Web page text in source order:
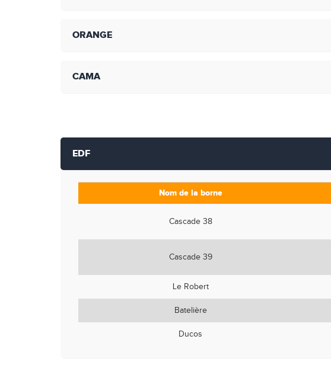
ORANGE
CAMA
EDF
Nom de la borne
Cascade 38
Cascade 39
Le Robert
Batelière
Ducos